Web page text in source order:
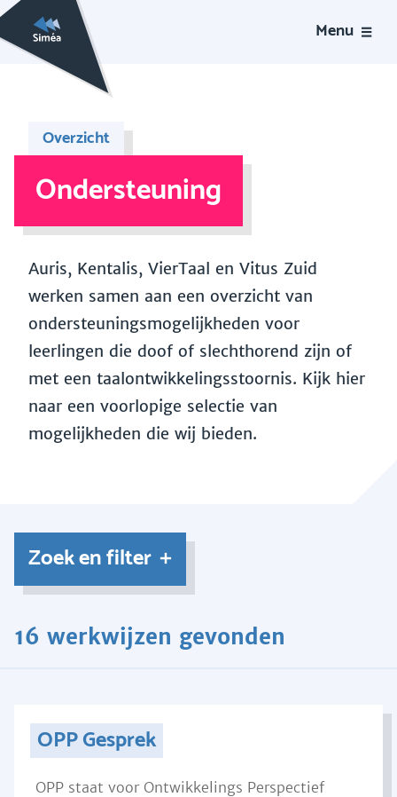
Menu
Overzicht
Ondersteuning
Auris, Kentalis, VierTaal en Vitus Zuid
werken samen aan een overzicht van
ondersteuningsmogelijkheden voor
leerlingen die doof of slechthorend zijn of
met een taalontwikkelingsstoornis. Kijk hier
naar een voorlopige selectie van
mogelijkheden die wij bieden.
Zoek en filter
16 werkwijzen gevonden
OPP Gesprek
OPP staat voor Ontwikkelings Perspectief